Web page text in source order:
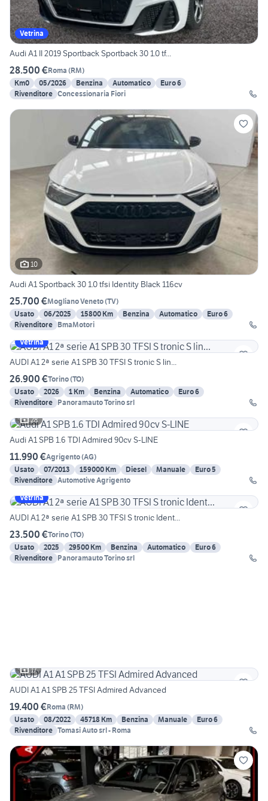
Vetrina
Audi A1 II 2019 Sportback Sportback 30 1.0 tf...
28.500 €Roma (RM)
Km0
05/2026 Benzina Automatico
Euro 6
Rivenditore Concessionaria Fiori
10
Audi A1 Sportback 30 1.0 tfsi Identity Black 116cv
25.700 €Mogliano Veneto(TV)
Usato
06/2025 15800 Km Benzina Automatico
Euro 6
Rivenditore BmaMotori
Vetrina
AUDI A1 2ª serie A1 SPB 30 TFSI S tronic S lin...
26.900 €Torino(TO)
Usato
2026 1 Km Benzina Automatico
Euro 6
Rivenditore Panoramauto Torino srl
28
Audi A1 SPB 1.6 TDI Admired 90cv S-LINE
11.990 €Agrigento(AG)
Usato
07/2013 159000 Km Diesel Manuale
Euro 5
Rivenditore Automotive Agrigento
Vetrina
AUDI A1 2ª serie A1 SPB 30 TFSI S tronic Ident...
23.500 €Torino(TO)
Usato
2025 29500 Km Benzina Automatico
Euro 6
Rivenditore Panoramauto Torino srl
17
AUDI A1 A1 SPB 25 TFSI Admired Advanced
19.400 €Roma (RM)
Usato
08/2022 45718 Km Benzina Manuale
Euro 6
Rivenditore Tomasi Auto srl - Roma